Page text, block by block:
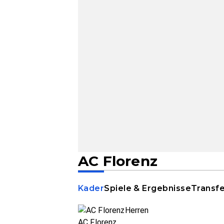
AC Florenz
KaderSpiele & Ergebnisse